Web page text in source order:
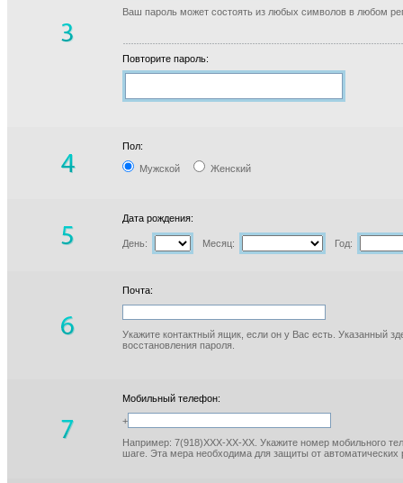
Ваш пароль может состоять из любых символов в любом
Повторите пароль:
Пол:
Мужской Женский
Дата рождения:
День: Месяц: Год:
Почта:
Укажите контактный ящик, если он у Вас есть. Указанный
восстановления пароля.
Мобильный телефон:
+
Например: 7(918)XXX-XX-XX. Укажите номер мобильного
шаге. Эта мера необходима для защиты от автоматических